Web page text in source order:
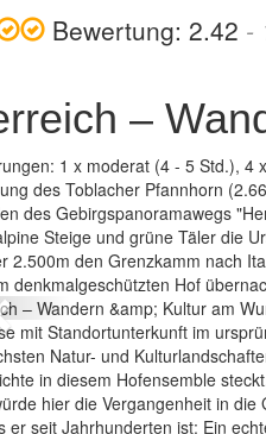
Bewertung: 2.42 -
–
1 x moderat (4 - 5 Std.), 4
des Toblacher Pfannhorn
des Gebirgspanoramawegs
Steige und grüne Täler die
2.500m den Grenzkamm nach
denkmalgeschützten Hof
Wurzerhof
mit Standortunterkunft im
Natur- und
in diesem Hofensemble
hier die Vergangenheit in
er seit Jahrhunderten ist: Ein